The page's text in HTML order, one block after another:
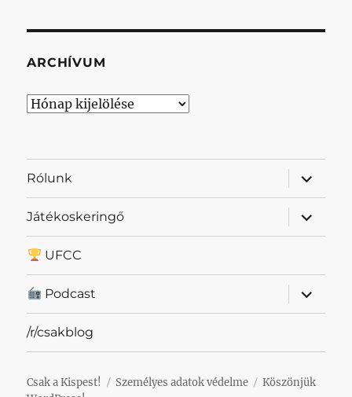
ARCHÍVUM
Archívum
Rólunk
almenü
Játékoskeringő
almenü
UFCC
Podcast
almenü
/r/csakblog
Csak a Kispest! Személyes adatok védelme
Köszönjük